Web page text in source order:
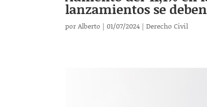
lanzamientos se
porAlberto |01/07/2024 |Derecho Civil